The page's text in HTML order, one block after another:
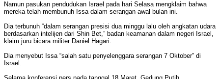
Namun pasukan pendudukan Israel pada hari Selasa mengklaim bahwa
mereka telah membunuh Issa dalam serangan awal bulan ini.
Dia terbunuh “dalam serangan presisi dua minggu lalu oleh angkatan udara
berdasarkan intelijen dari Shin Bet,” badan keamanan dalam negeri Israel,
klaim juru bicara militer Daniel Hagari.
Dia menyebut Issa “salah satu penyelenggara serangan 7 Oktober” di
Israel.